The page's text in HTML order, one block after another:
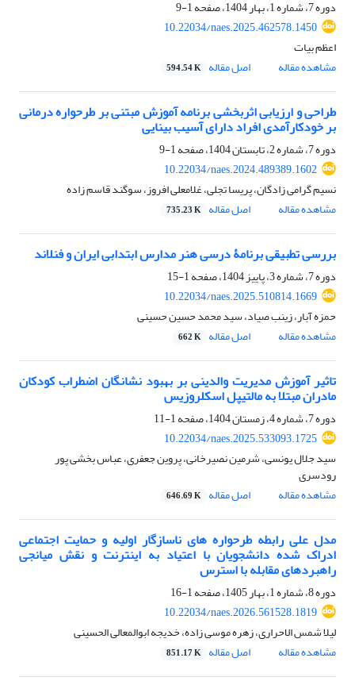
دوره 7، شماره 1، بهار 1404، صفحه
1-9
10.22034/naes.2025.462578.1450
اعظم بیات
مشاهده مقاله
اصل مقاله 594.54 K
طراحی و ارزیابی اثربخشی برنامه آموزش مبتنی بر طرحواره درمانی
بر خودکارآمدی افراد دارای آسیب بینایی
دوره 7، شماره 2، تابستان 1404، صفحه
1-9
10.22034/naes.2024.489389.1602
نسیم گرامی زادگان، پریسا تجلی، غلامعلی افروز، سوگند قاسم زاده
مشاهده مقاله
اصل مقاله 735.23 K
بررسی تطبیقی برنامۀ درسی هنر مدارس ابتدابی ایران و فنلاند
دوره 7، شماره 3، پاییز 1404، صفحه
1-15
10.22034/naes.2025.510814.1669
حمزه آبار، زینب صیاد، سید محمد حسین حسینی
مشاهده مقاله
اصل مقاله 662 K
تاثیر آموزش مدیریت والدینی بر بهبود نشانگان اضطراب کودکان
مادران مبتلا به مالتیپل اسکلروزیس
دوره 7، شماره 4، زمستان 1404، صفحه
1-11
10.22034/naes.2025.533093.1725
سید جلال یونسی، شرمین نصیرخانی، پروین جعفری، عباس بخشی پور
رودسری
مشاهده مقاله
اصل مقاله 646.69 K
مدل علی رابطه طرحواره های ناسازگار اولیه و حمایت اجتماعی
ادراک شده دانشجویان با اعتیاد به اینترنت و نقش میانجی
راهبردهای مقابله با استرس
دوره 8، شماره 1، بهار 1405، صفحه
1-16
10.22034/naes.2026.561528.1819
لیلا شمس الاحراری، زهره موسی زاده، خدیجه ابوالمعالی الحسینی
مشاهده مقاله
اصل مقاله 851.17 K